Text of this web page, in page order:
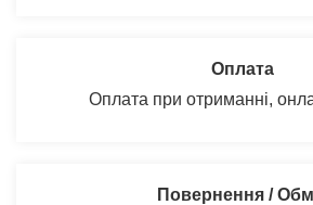
Оплата
Оплата при отриманні,
Повернення /